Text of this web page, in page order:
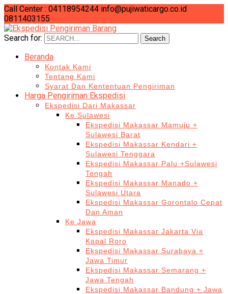
Call Center : 04118954244 info@pujiwaticargo.co.id
0811403155
Search for:
Search
Beranda
Kontak Kami
Tentang Kami
Syarat Dan Kententuan Pengiriman
Harga Pengiriman Ekspedisi
Ekspedisi Dari Makassar
Ke Sulawesi
Ekspedisi Makassar Mamuju +
Sulawesi Barat
Ekspedisi Makassar Kendari +
Sulawesi Tenggara
Ekspedisi Makassar Palu +Sulawesi
Tengah
Ekspedisi Makassar Manado +
Sulawesi Utara
Ekspedisi Makassar Gorontalo Cepat
Dan Aman
Ke Jawa
Ekspedisi Makassar Jakarta Via
Kapal Roro
Ekspedisi Makassar Surabaya +
Jawa Timur
Ekspedisi Makassar Semarang +
Jawa Tengah
Ekspedisi Makassar Bandung + Jawa